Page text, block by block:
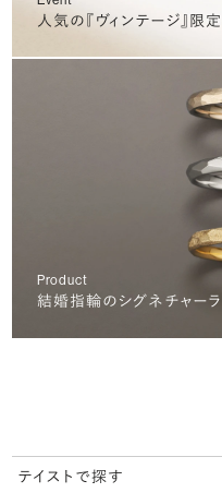
人気の『ヴィンテージ』限
Product
結婚指輪のシグネチャー
テイストで探す